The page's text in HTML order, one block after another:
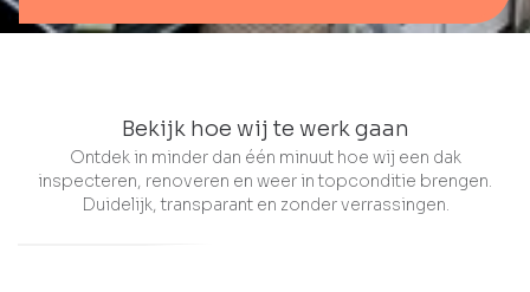
Bekijk hoe wij te werk gaan
Ontdek in minder dan één minuut hoe wij een dak
inspecteren, renoveren en weer in topconditie brengen.
Duidelijk, transparant en zonder verrassingen.